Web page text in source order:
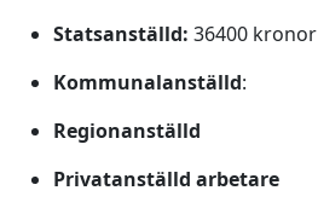
Statsanställd: 36400 kronor
Kommunalanställd:
Regionanställd
Privatanställd arbetare